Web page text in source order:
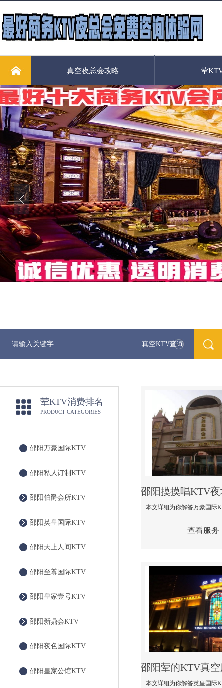
真空夜总会攻略 荤
真空KTV查询
荤KTV消费排名
PRODUCT CATEGORIES
邵阳万豪国际KTV
邵阳私人订制KTV
邵阳伯爵会所KTV
邵阳英皇国际KTV
邵阳天上人间KTV
邵阳至尊国际KTV
邵阳皇家壹号KTV
邵阳新鼎会KTV
邵阳夜色国际KTV
邵阳皇家公馆KTV
查看服务